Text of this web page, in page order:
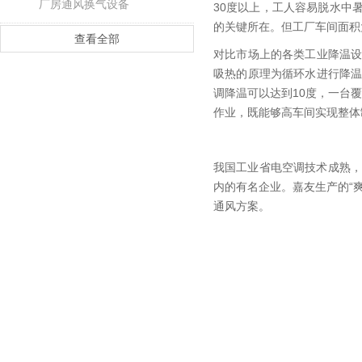
厂房通风换气设备
查看全部
30度以上，工人容易脱水中
的关键所在。但工厂车间面
对比市场上的各类工业降温
吸热的原理为循环水进行降
调降温可以达到10度，一台
作业，既能够高车间实现整
我国工业省电空调技术成熟
内的有名企业。嘉友生产的“
通风方案。